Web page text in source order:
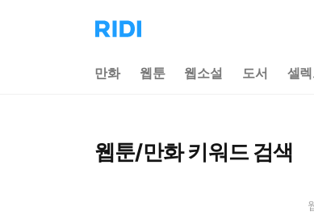
리
디
으
만화 웹툰 웹소설 도서 셀
웹툰/만화 키워드 검색